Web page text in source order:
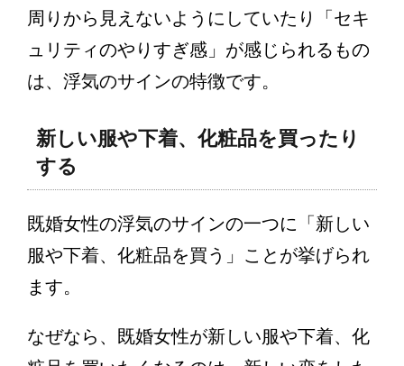
周りから見えないようにしていたり「セキ
ュリティのやりすぎ感」が感じられるもの
は、浮気のサインの特徴です。
新しい服や下着、化粧品を買ったり
する
既婚女性の浮気のサインの一つに「新しい
服や下着、化粧品を買う」ことが挙げられ
ます。
なぜなら、既婚女性が新しい服や下着、化